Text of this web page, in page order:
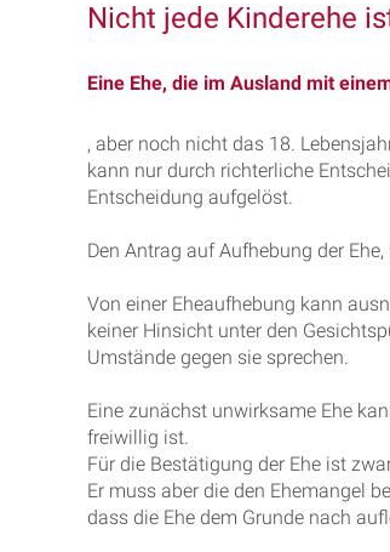
Nicht jede Kinderehe
Eine Ehe, die im Ausland mit
, aber noch nicht das 18.
kann nur durch richterliche
Entscheidung aufgelöst.
Den Antrag auf Aufhebung der
Von einer Eheaufhebung kann
keiner Hinsicht unter den
Umstände gegen sie sprechen.
Eine zunächst unwirksame Ehe
freiwillig ist.
Für die Bestätigung der Ehe ist
Er muss aber die den Ehemangel
dass die Ehe dem Grunde nach